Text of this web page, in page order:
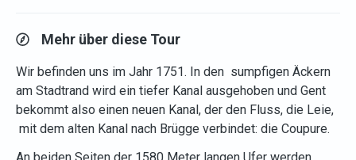
Mehr über diese Tour
Wir befinden uns im Jahr 1751. In den sumpfigen Äckern
am Stadtrand wird ein tiefer Kanal ausgehoben und Gent
bekommt also einen neuen Kanal, der den Fluss, die Leie,
mit dem alten Kanal nach Brügge verbindet: die Coupure.